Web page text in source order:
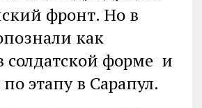
фронт. Но в
как
форме и
этапу в Сарапул.